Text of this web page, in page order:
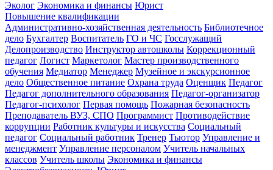
Эколог Экономика и финансы Юрист
Повышение квалификации
Административно-хозяйственная деятельность Библиотечное
дело Бухгалтер Воспитатель ГО и ЧС Госслужащий
Делопроизводство Инструктор автошколы Коррекционный
педагог Логист Маркетолог Мастер производственного
обучения Медиатор Менеджер Музейное и экскурсионное
дело Общественное питание Охрана труда Оценщик Педагог
Педагог дополнительного образования Педагог-организатор
Педагог-психолог Первая помощь Пожарная безопасность
Преподаватель ВУЗ, СПО Программист Противодействие
коррупции Работник культуры и искусства Социальный
педагог Социальный работник Тренер Тьютор Управление и
менеджмент Управление персоналом Учитель начальных
классов Учитель школы Экономика и финансы